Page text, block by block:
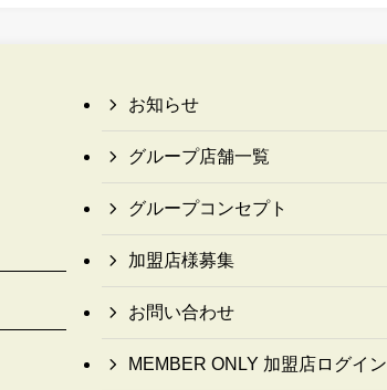
お知らせ
グループ店舗一覧
グループコンセプト
加盟店様募集
お問い合わせ
MEMBER ONLY 加盟店ログイン